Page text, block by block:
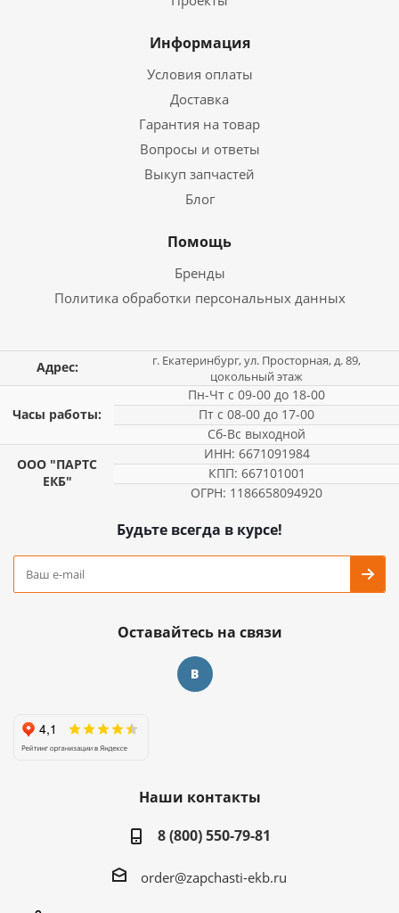
Информация
Условия оплаты
Доставка
Гарантия на товар
Вопросы и ответы
Выкуп запчастей
Блог
Помощь
Бренды
Политика обработки персональных данных
Адрес:
г. Екатеринбург, ул. Просторная, д. 89,
цокольный этаж
Часы работы:
Пн-Чт с 09-00 до 18-00
Пт с 08-00 до 17-00
Сб-Вс выходной
ООО "ПАРТС
ЕКБ"
ИНН: 6671091984
КПП: 667101001
ОГРН: 1186658094920
Будьте всегда в курсе!
Оставайтесь на связи
Наши контакты
8 (800) 550-79-81
order@zapchasti-ekb.ru